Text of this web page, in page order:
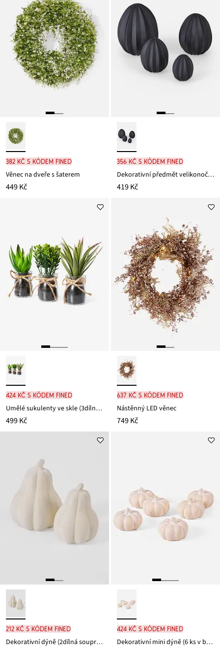
382 Kč s kódem FINED
Věnec na dveře s šaterem
449 Kč
356 Kč s kódem FINED
Dekorativní předmět velikonoční vajíčka (4dílná souprava)
419 Kč
424 Kč s kódem FINED
Umělé sukulenty ve skle (3dílná souprava)
499 Kč
637 Kč s kódem FINED
Nástěnný LED věnec
749 Kč
212 Kč s kódem FINED
Dekorativní dýně (2dílná souprava)
424 Kč s kódem FINED
Dekorativní mini dýně (6 ks v balení)